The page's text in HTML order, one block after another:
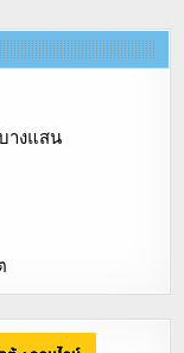
างแสน